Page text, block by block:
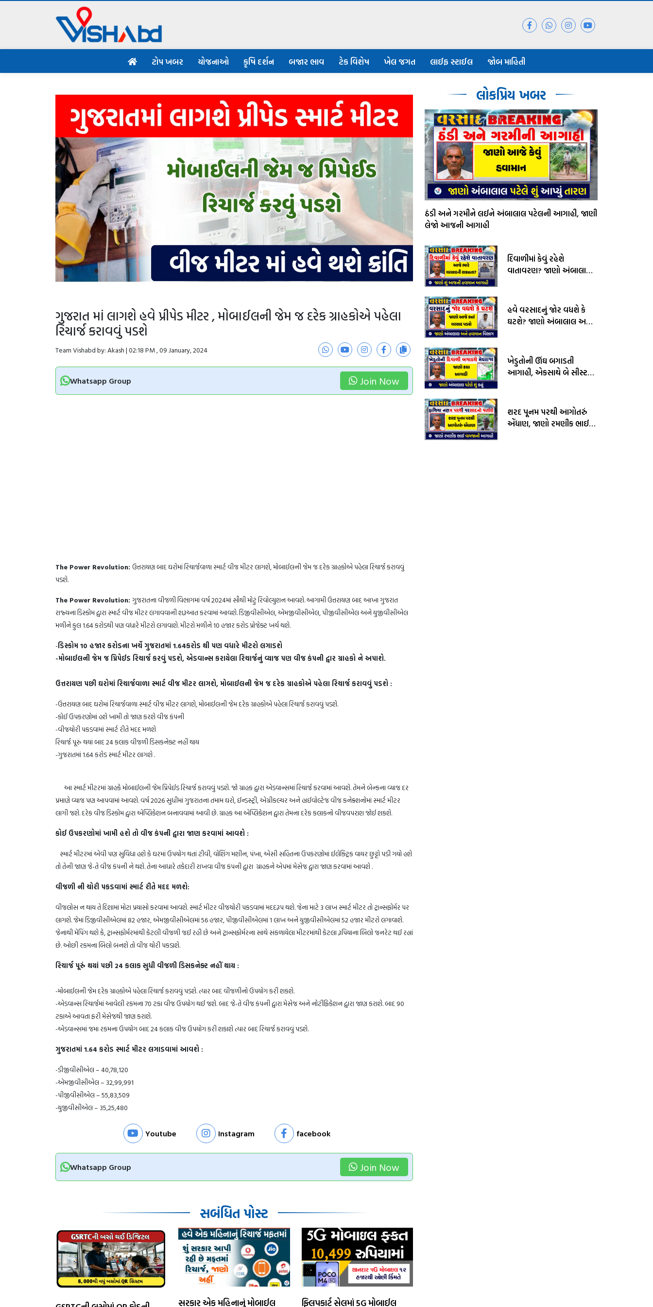
ટોપ ખબર યોજનાઓ કૃષિ દર્શન બજાર ભાવ ટેક વિશેષ ખેલ જગત લાઈફ સ્ટાઈલ જોબ માહિતી
ગુજરાત માં લાગશે હવે પ્રીપેડ મીટર , મોબાઈલની જેમ જ દરેક ગ્રાહકોએ પહેલા
રિચાર્જ કરાવવું પડશે
Team Vishabd by: Akash | 02:18 PM , 09 January, 2024
Whatsapp Group Join Now
The Power Revolution: ઉત્તરાયણ બાદ ઘરોમાં રિચાર્જવાળા સ્માર્ટ વીજ મીટર લાગશે, મોબાઈલની જેમ જ દરેક ગ્રાહકોએ પહેલા રિચાર્જ કરાવવું
પડશે.
The Power Revolution: ગુજરાતના વીજળી વિભાગમાં વર્ષ 2024માં સૌથી મોટું રિવોલ્યુશન આવશે. આગામી ઉત્તરાયણ બાદ આખા ગુજરાત
રાજ્યના ડિસ્કોમ દ્વારા સ્માર્ટ વીજ મીટર લગાવવાની શરૂઆત કરવામાં આવશે. ડિજીવીસીએલ, એમજીવીસીએલ, પીજીવીસીએલ અને યુજીવીસીએલ
મળીને કુલ 1.64 કરોડથી પણ વધારે મીટરો લગાવાશે. મીટરો મળીને 10 હજાર કરોડ પ્રોજેક્ટ ખર્ચ થશે.
-ડિસ્કોમ 10 હજાર કરોડના ખર્ચે ગુજરાતમાં 1.64કરોડ થી પણ વધારે મીટરો લગાડશે
-મોબાઈલની​​​​​​​ જેમ જ પ્રિપેઈડ રિચાર્જ કરવું પડશે, એડવાન્સ કરાયેલા રિચાર્જનું વ્યાજ પણ વીજ કંપની દ્વાર ગ્રાહકો ને અપાશે.
ઉત્તરાયણ પછી ઘરોમાં રિચાર્જવાળા સ્માર્ટ વીજ મીટર લાગશે, મોબાઈલની જેમ જ દરેક ગ્રાહકોએ પહેલા રિચાર્જ કરાવવું પડશે :
-ઉત્તરાયણ બાદ ઘરોમાં રિચાર્જવાળા સ્માર્ટ વીજ મીટર લાગશે, મોબાઈલની જેમ દરેક ગ્રાહકોએ પહેલા રિચાર્જ કરાવવું પડશે.
-કોઈ ઉપકરણોમાં હશે ખામી તો જાણ કરશે વીજ કંપની
-વીજચોરી પકડવામાં સ્માર્ટ રીતે મદદ મળશે
રિચાર્જ પૂરું થયાં બાદ 24 કલાક વીજળી ડિસકનેક્ટ નહીં થાય
-ગુજરાતમાં 1.64 કરોડ સ્માર્ટ મીટર લાગશે .
આ સ્માર્ટ મીટરમાં ગ્રાહકે મોબાઈલની જેમ પ્રિપેઈડ રિચાર્જ કરાવવું પડશે. જો ગ્રાહક દ્વારા એડવાન્સમાં રિચાર્જ કરવામાં આવશે. તેમને બેન્કના વ્યાજ દર
પ્રમાણે વ્યાજ પણ આપવામાં આવશે. વર્ષ 2026 સુધીમાં ગુજરાતના તમામ ઘરો, ઈન્ડસ્ટ્રી, એગ્રીકલ્ચર અને હાઈવોલ્ટેજ વીજ કનેક્શનોમાં સ્માર્ટ મીટર
લાગી જશે. દરેક વીજ ડિસ્કોમ દ્વારા એપ્લિકેશન બનાવવામાં આવી છે. ગ્રાહક આ એપ્લિકેશન દ્વારા તેમના દરેક કલાકનો વીજવપરાશ જોઈ શકશે.
કોઈ ઉપકરણોમાં ખામી હશે તો વીજ કંપની દ્વારા જાણ કરવામાં આવશે :
સ્માર્ટ મીટરમાં એવી પણ સુવિધા હશે કે ઘરમાં ઉપયોગ થતાં ટીવી, વોશિંગ મશીન, પંખા, એસી સહિતના ઉપકરણોમાં ઈલેક્ટ્રિક વાયર છુટ્ટો પડી ગયો હશે
તો તેની જાણ જે-તે વીજ કંપની ને થશે. તેના આધારે તકેદારી રાખવા વીજ કંપની દ્વારા ગ્રાહકને એપમાં મેસેજ દ્વારા જાણ કરવામાં આવશે .
વીજળી ની ચોરી પકડવામાં સ્માર્ટ રીતે મદદ મળશે:
વીજલોસ ન થાય તે દિશામાં મોટા પ્રયાસો કરવામાં આવશે. સ્માર્ટ મીટર વીજચોરી પકડવામાં મદદરૂપ થશે. જેના માટે 3 લાખ સ્માર્ટ મીટર તો ટ્રાન્સફોર્મર પર
લાગશે. જેમાં ડિજીવીસીએલમાં 82 હજાર, એમજીવીસીએલમાં 56 હજાર, પીજીવીસીએલમાં 1 લાખ અને યુજીવીસીએલમાં 52 હજાર મીટરો લગાવાશે.
જેનાથી મેપિંગ થશે કે, ટ્રાન્સફોર્મરમાંથી કેટલી વીજળી જઈ રહી છે અને ટ્રાન્સફોર્મરના સાથે સંકળાયેલા મીટરમાંથી કેટલા રૂપિયાના બિલો જનરેટ થઈ રહ્યાં
છે. ઓછી રકમના બિલો બનશે તો વીજ ચોરી પકડાશે.
રિચાર્જ પૂરું થયાં પછી 24 કલાક સુધી વીજળી ડિસકનેક્ટ નહીં થાય :
-મોબાઈલની જેમ દરેક ગ્રાહકોએ પહેલા રિચાર્જ કરાવવું પડશે. ત્યાર બાદ વીજળીનો ઉપયોગ કરી શકશે.
-એડવાન્સ રિચાર્જમાં આવેલી રકમના 70 ટકા વીજ ઉપયોગ થઈ જશે. બાદ જે-તે વીજ કંપની દ્વારા મેસેજ અને નોટીફિકેશન દ્વારા જાણ કરાશે. બાદ 90
ટકાએ આવતા ફરી મેસેજથી જાણ કરાશે.
-એડવાન્સમાં જમા રકમના ઉપયોગ બાદ 24 કલાક વીજ ઉપયોગ કરી શકાશે ત્યાર બાદ રિચાર્જ કરાવવું પડશે.
ગુજરાતમાં 1.64 કરોડ સ્માર્ટ મીટર લગાડવામાં આવશે :
-ડીજીવીસીએલ – 40,78,120
-એમજીવીસીએલ – 32,99,991
-પીજીવીસીએલ – 55,83,509
-યુજીવીસીએલ – 35,25,480
Youtube Instagram facebook
Whatsapp Group Join Now
સબંધિત પોસ્ટ
સરકાર એક મહિનાનું મોબાઈલ
ફ્લિપકાર્ટ સેલમાં 5G મોબાઈલ
લોકપ્રિય ખબર
ઠંડી અને ગરમીને લઈને અંબાલાલ પટેલની આગાહી, જાણી
લેજો આજની આગાહી
દિવાળીમાં કેવું રહેશે
વાતાવરણ? જાણો અંબાલાલ
હવે વરસાદનું જોર વધશે કે
ઘટશે? જાણો અંબાલાલ અને
ખેડુતોની ઊંઘ બગાડતી
આગાહી, એકસાથે બે સીસ્ટમ
શરદ પૂનમ પરથી આગોતરું
એંધાણ, જાણો રમણીક ભાઈ